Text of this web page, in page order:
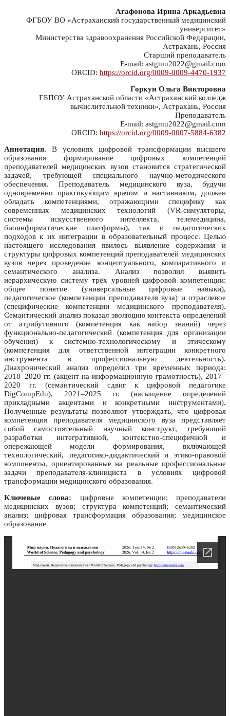
Агафонова Ирина Аркадьевна
ФГБОУ ВО «Астраханский государственный медицинский
университет»
Министерства здравоохранения Российской Федерации,
Астрахань, Россия
Старший преподаватель
E-mail: astgmu2022@gmail.com
ORCID: https://orcid.org/0009-0009-4470-1937
Горкун Ольга Викторовна
ГБПОУ Астраханской области «Астраханский колледж
вычислительной техники», Астрахань, Россия
Преподаватель
E-mail: astgmu2022@gmail.com
ORCID: https://orcid.org/0009-0007-5884-6382
Аннотация. В условиях цифровой трансформации высшего
образования формирование цифровых компетенций
преподавателей медицинских вузов становится стратегической
задачей, требующей специального научно-методического
обеспечения. Преподаватель медицинского вуза, будучи
одновременно практикующим врачом и наставником, должен
обладать компетенциями, отражающими специфику как
современных медицинских технологий (VR-симуляторы,
системы искусственного интеллекта, телемедицина,
биоинформатические платформы), так и педагогических
подходов к их интеграции в образовательный процесс. Целью
настоящего исследования явилось выявление содержания и
структуры цифровых компетенций преподавателей медицинских
вузов через проведение концептуального, компаративного и
семантического анализа. Анализ позволил выявить
иерархическую систему трёх уровней цифровой компетенции:
общее понятие (универсальные цифровые навыки),
педагогическое (компетенции преподавателя вуза) и отраслевое
(специфические компетенции медицинского преподавателя).
Семантический анализ показал эволюцию контекста определений
от атрибутивного (компетенция как набор знаний) через
функционально-педагогический (компетенция для организации
обучения) к системно-технологическому и этическому
(компетенция для ответственной интеграции конкретного
инструмента в профессиональную деятельность).
Диахронический анализ определил три временных периода:
2018–2020 гг. (акцент на информационную грамотность), 2017–
2020 гг. (семантический сдвиг к цифровой педагогике
DigCompEdu), 2021–2025 гг. (насыщение определений
прикладными акцентами и конкретными инструментами).
Полученные результаты позволяют утверждать, что цифровая
компетенция преподавателя медицинского вуза представляет
собой самостоятельный научный конструкт, требующий
разработки интегративной, контекстно-специфичной и
опережающей модели формирования, включающей
технологический, педагогико-дидактический и этико-правовой
компоненты, ориентированные на реальные профессиональные
задачи преподавателя-клинициста в условиях цифровой
трансформации медицинского образования.
Ключевые слова: цифровые компетенции; преподаватели
медицинских вузов; структура компетенций; семантический
анализ; цифровая трансформация образования; медицинское
образование